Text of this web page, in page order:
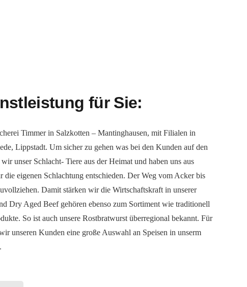
für Sie:
Timmer in Salzkotten – Mantinghausen, mit Filialen in
Lippstadt. Um sicher zu gehen was bei den Kunden auf den
unser Schlacht- Tiere aus der Heimat und haben uns aus
die eigenen Schlachtung entschieden. Der Weg vom Acker bis
Damit stärken wir die Wirtschaftskraft in unserer
Dry Aged Beef gehören ebenso zum Sortiment wie traditionell
So ist auch unsere Rostbratwurst überregional bekannt. Für
unseren Kunden eine große Auswahl an Speisen in unserm